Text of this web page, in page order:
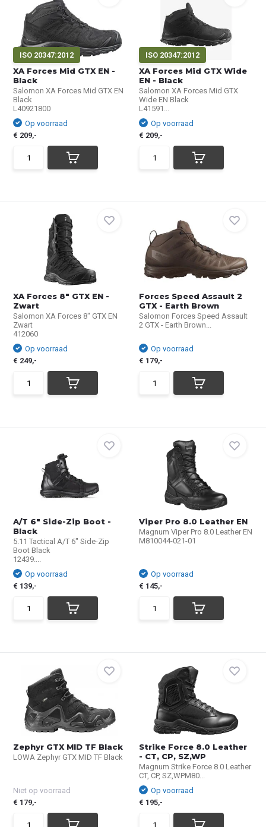
ISO 20347:2012
XA Forces Mid GTX EN -
Black
Salomon XA Forces Mid GTX EN
Black
L40921800
Op voorraad
€ 209,-
ISO 20347:2012
XA Forces Mid GTX Wide
EN - Black
Salomon XA Forces Mid GTX
Wide EN Black
L41591...
Op voorraad
€ 209,-
XA Forces 8" GTX EN -
Zwart
Salomon XA Forces 8" GTX EN
Zwart
412060
Op voorraad
€ 249,-
Forces Speed Assault 2
GTX - Earth Brown
Salomon Forces Speed Assault
2 GTX - Earth Brown...
Op voorraad
€ 179,-
A/T 6" Side-Zip Boot -
Black
5.11 Tactical A/T 6" Side-Zip
Boot Black
12439....
Op voorraad
€ 139,-
Viper Pro 8.0 Leather EN
Magnum Viper Pro 8.0 Leather EN
M810044-021-01
Op voorraad
€ 145,-
Zephyr GTX MID TF Black
LOWA Zephyr GTX MID TF Black
Niet op voorraad
€ 179,-
Strike Force 8.0 Leather
- CT, CP, SZ,WP
Magnum Strike Force 8.0 Leather
CT, CP, SZ,WPM80...
Op voorraad
€ 195,-